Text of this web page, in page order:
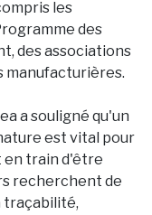
les
des
des associations
manufacturières.
a souligné qu'un
est vital pour
en train d'être
recherchent de
traçabilité,